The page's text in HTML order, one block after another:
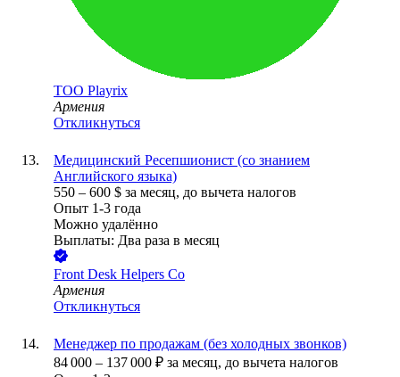
ТОО Playrix
Армения
Откликнуться
Медицинский Ресепшионист (со знанием
Английского языка)
550 – 600 $ за месяц, до вычета налогов
Опыт 1-3 года
Можно удалённо
Выплаты: Два раза в месяц
Front Desk Helpers Co
Армения
Откликнуться
Менеджер по продажам (без холодных звонков)
84 000 – 137 000 ₽ за месяц, до вычета налогов